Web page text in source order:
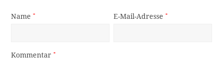
Name* E-Mail-Adresse*
Kommentar*